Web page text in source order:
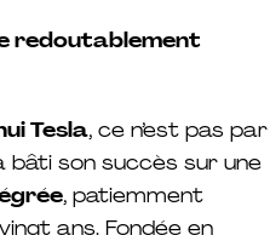
redoutablement
Tesla, ce n’est pas par
son succès sur une
, patiemment
ans. Fondée en